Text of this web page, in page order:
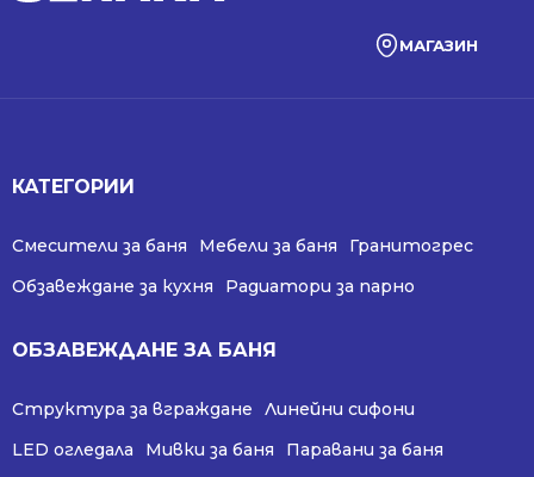
МАГАЗИН
КАТЕГОРИИ
Смесители за баня Мебели за баня
Гранитогрес
Обзавеждане за кухня
Радиатори за парно
ОБЗАВЕЖДАНЕ ЗА БАНЯ
Структура за вграждане
Линейни сифони
LED огледала
Мивки за баня Паравани за баня